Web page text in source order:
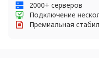
2000+ серверов
Подключение
Премиальная